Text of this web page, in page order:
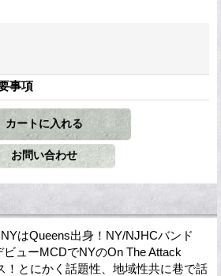
事項
はQueens出身！NY/NJHCバンド
ューMCDでNYのOn The Attack
！とにかく話題性、地域性共に巷で話